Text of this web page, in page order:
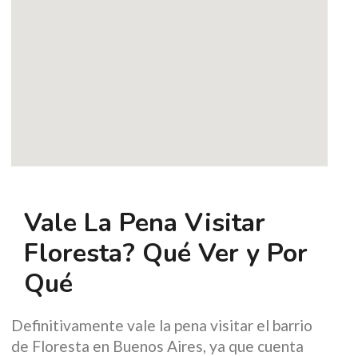
Vale La Pena Visitar
Floresta? Qué Ver y Por
Qué
Definitivamente vale la pena visitar el barrio
de Floresta en Buenos Aires, ya que cuenta